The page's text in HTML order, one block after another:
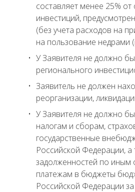
составляет менее 25%
инвестиций,
(без учета расходов на
на пользование недрами
У Заявителя не должно
регионального
Заявитель не должен
реорганизации,
У Заявителя не должно
налогам и сборам,
государственные
Российской Федерации, а
задолженностей по иным
платежам в бюджеты
Российской Федерации